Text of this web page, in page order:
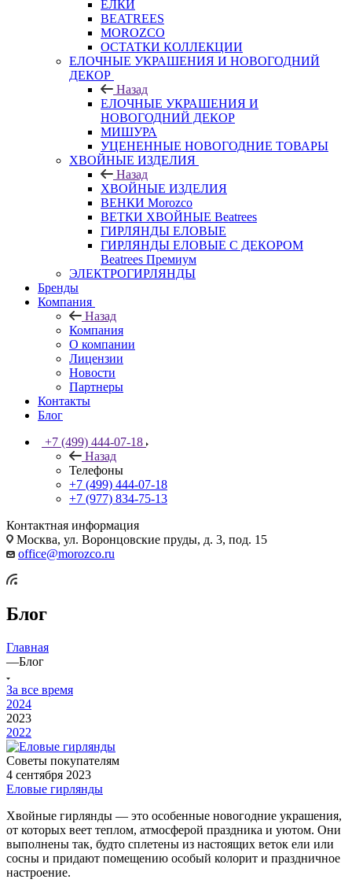
ЕЛКИ
BEATREES
MOROZCO
ОСТАТКИ КОЛЛЕКЦИИ
ЕЛОЧНЫЕ УКРАШЕНИЯ И НОВОГОДНИЙ
ДЕКОР
Назад
ЕЛОЧНЫЕ УКРАШЕНИЯ И
НОВОГОДНИЙ ДЕКОР
МИШУРА
УЦЕНЕННЫЕ НОВОГОДНИЕ ТОВАРЫ
ХВОЙНЫЕ ИЗДЕЛИЯ
Назад
ХВОЙНЫЕ ИЗДЕЛИЯ
ВЕНКИ Morozco
ВЕТКИ ХВОЙНЫЕ Beatrees
ГИРЛЯНДЫ ЕЛОВЫЕ
ГИРЛЯНДЫ ЕЛОВЫЕ С ДЕКОРОМ
Beatrees Премиум
ЭЛЕКТРОГИРЛЯНДЫ
Бренды
Компания
Назад
Компания
О компании
Лицензии
Новости
Партнеры
Контакты
Блог
+7 (499) 444-07-18
Назад
Телефоны
+7 (499) 444-07-18
+7 (977) 834-75-13
Контактная информация
Москва, ул. Воронцовские пруды, д. 3, под. 15
office@morozco.ru
Блог
Главная
—Блог
За все время
2024
2023
2022
Советы покупателям
4 сентября 2023
Еловые гирлянды
Хвойные гирлянды — это особенные новогодние украшения,
от которых веет теплом, атмосферой праздника и уютом. Они
выполнены так, будто сплетены из настоящих веток ели или
сосны и придают помещению особый колорит и праздничное
настроение.